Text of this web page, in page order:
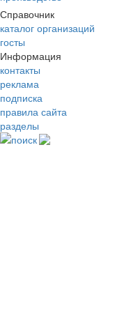
Справочник
каталог организаций
госты
Информация
контакты
реклама
подписка
правила сайта
разделы
поиск